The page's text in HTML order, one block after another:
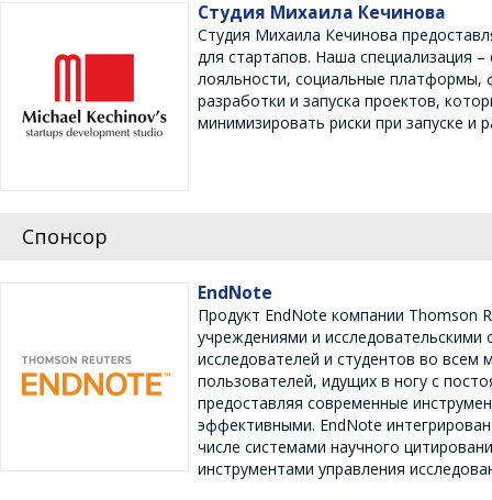
Студия Михаила Кечинова
Студия Михаила Кечинова
для стартапов. Наша специализация
лояльности, социальные
разработки и запуска проектов,
минимизировать риски при запуске и
Спонсор
EndNote
Продукт EndNote компании Thomson
учреждениями и
исследователей и студентов во
пользователей, идущих в ногу с
предоставляя современные
эффективными. EndNote
числе системами научного
инструментами управления